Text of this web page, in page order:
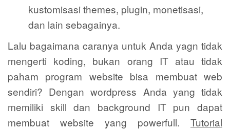
kustomisasi themes, plugin, monetisasi,
dan lain sebagainya.
Lalu bagaimana caranya untuk Anda yagn tidak
mengerti koding, bukan orang IT atau tidak
paham program website bisa membuat web
sendiri? Dengan wordpress Anda yang tidak
memiliki skill dan background IT pun dapat
membuat website yang powerfull. Tutorial